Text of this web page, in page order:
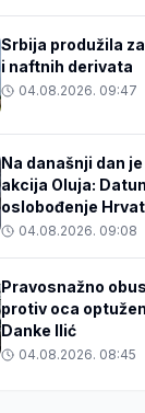
Srbija produžila
i naftnih derivata
04.08.2026. 09:47
Na današnji dan
akcija Oluja:
oslobođenje
04.08.2026. 09:08
Pravosnažno
protiv oca
Danke Ilić
04.08.2026. 08:45